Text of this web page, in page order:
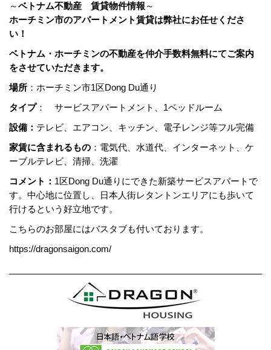
～ベトナム不動産 賃貸物件情報 ～
ホーチミン市のアパートメント賃貸は弊社にお任せくださ
い！
ベトナム・ホーチミンの不動産を仲介手数料無料にてご案内
をさせていただきます。
場所 ：ホーチミン市1区Dong Du通り
タイプ： サービスアパートメント、1ベッドルーム
設備： テレビ、エアコン、キッチン、電子レンジ等フル完備
家賃に含まれるもの ：電気代、水道代、インターネット、ケ
ーブルテレビ、清掃、洗濯
コメント： 1区Dong Du通りにできた新築サービスアパートで
す。中心地に位置し、日本人街レタントンエリアにも歩いて
行けるという好立地です。
こちらのお部屋にはバスタブも付いております。
https://dragonsaigon.com/